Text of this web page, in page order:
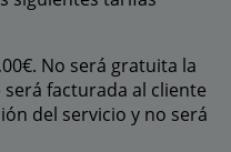
No será gratuita la
facturada al cliente
del servicio y no será